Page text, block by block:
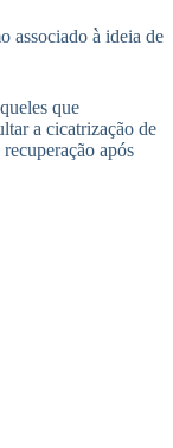
associado à ideia de
que
a cicatrização de
após